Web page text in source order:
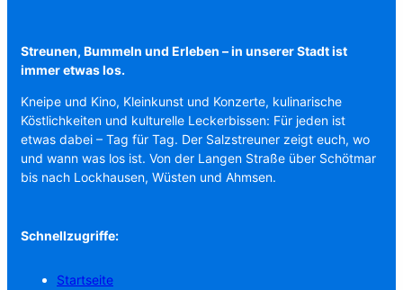
Streunen, Bummeln und Erleben – in unserer Stadt ist
immer etwas los.
Kneipe und Kino, Kleinkunst und Konzerte, kulinarische
Köstlichkeiten und kulturelle Leckerbissen: Für jeden ist
etwas dabei – Tag für Tag. Der Salzstreuner zeigt euch, wo
und wann was los ist. Von der Langen Straße über Schötmar
bis nach Lockhausen, Wüsten und Ahmsen.
Schnellzugriffe:
Startseite